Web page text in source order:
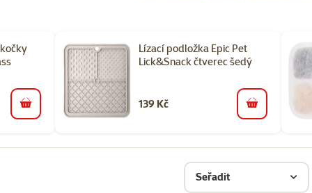
do košíku
Lízací podložka Epic Pet
Lick&Snack čtverec šedý
139 Kč do košíku
Seřadit